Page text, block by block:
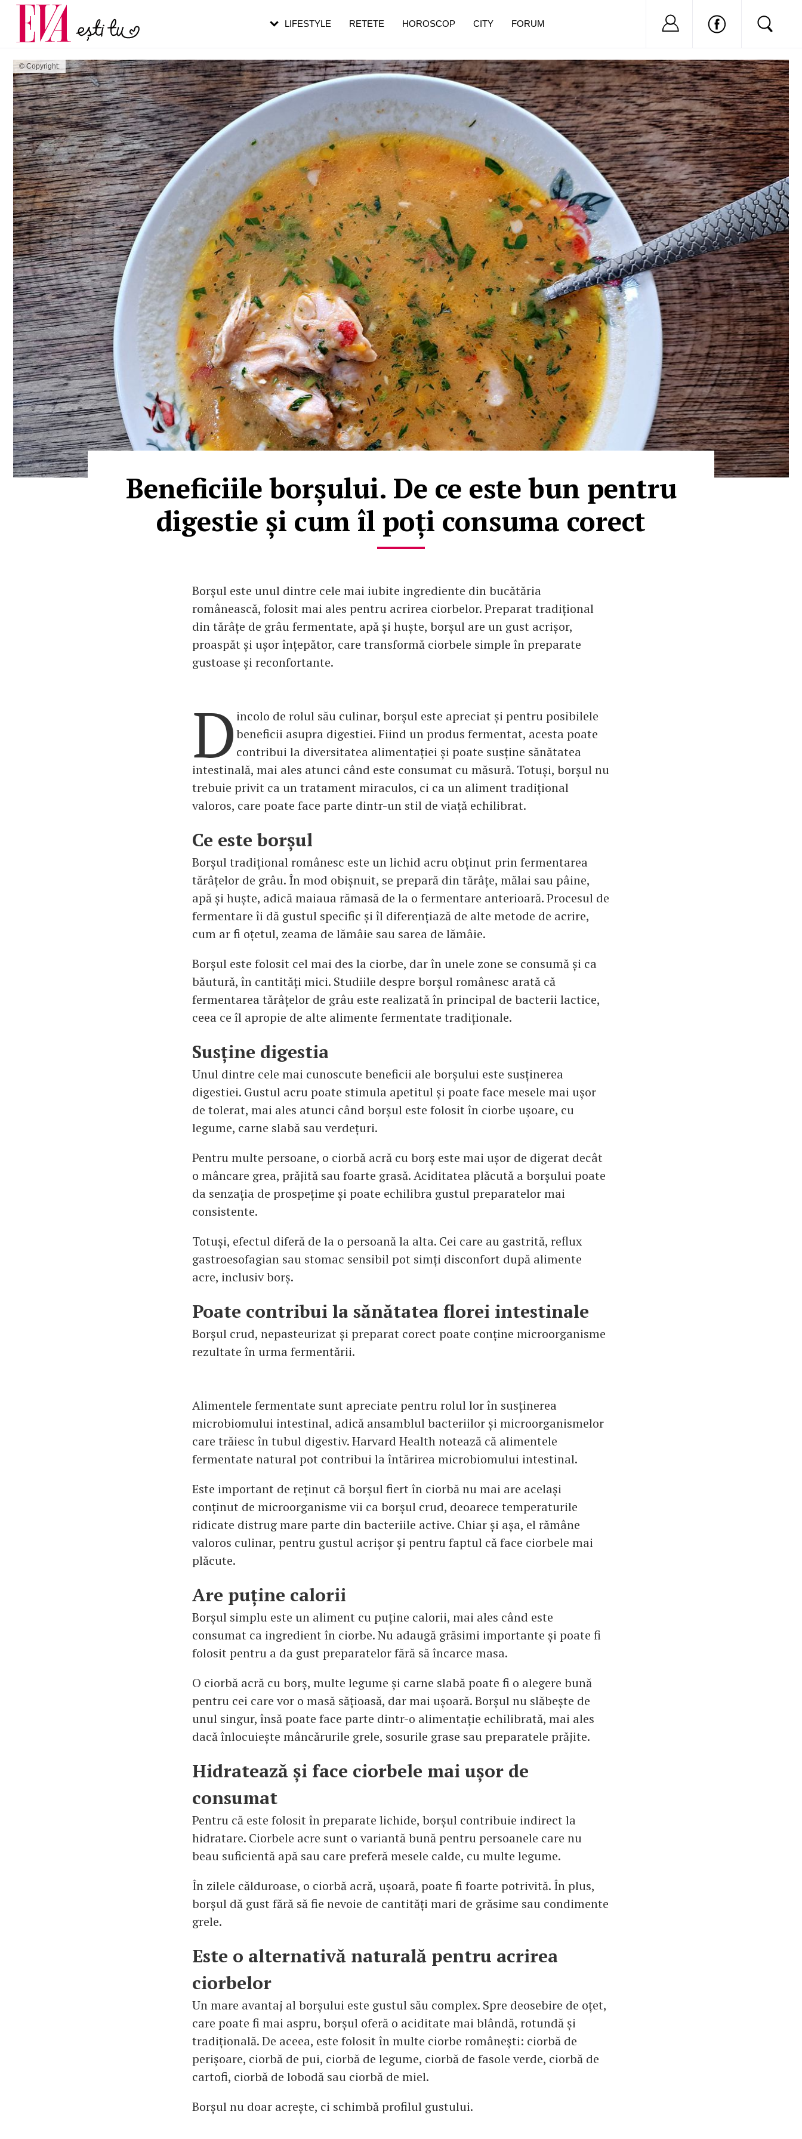
© Copyright:
Beneficiile borșului. De ce este bun pentru
digestie și cum îl poți consuma corect
Borșul este unul dintre cele mai iubite ingrediente din bucătăria
românească, folosit mai ales pentru acrirea ciorbelor. Preparat tradițional
din tărâțe de grâu fermentate, apă și huște, borșul are un gust acrișor,
proaspăt și ușor înțepător, care transformă ciorbele simple în preparate
gustoase și reconfortante.
D incolo de rolul său culinar, borșul este apreciat și pentru posibilele
beneficii asupra digestiei. Fiind un produs fermentat, acesta poate
contribui la diversitatea alimentației și poate susține sănătatea
intestinală, mai ales atunci când este consumat cu măsură. Totuși, borșul nu
trebuie privit ca un tratament miraculos, ci ca un aliment tradițional
valoros, care poate face parte dintr-un stil de viață echilibrat.
Ce este borșul
Borșul tradițional românesc este un lichid acru obținut prin fermentarea
tărâțelor de grâu. În mod obișnuit, se prepară din tărâțe, mălai sau pâine,
apă și huște, adică maiaua rămasă de la o fermentare anterioară. Procesul de
fermentare îi dă gustul specific și îl diferențiază de alte metode de acrire,
cum ar fi oțetul, zeama de lămâie sau sarea de lămâie.
Borșul este folosit cel mai des la ciorbe, dar în unele zone se consumă și ca
băutură, în cantități mici. Studiile despre borșul românesc arată că
fermentarea tărâțelor de grâu este realizată în principal de bacterii lactice,
ceea ce îl apropie de alte alimente fermentate tradiționale.
Susține digestia
Unul dintre cele mai cunoscute beneficii ale borșului este susținerea
digestiei. Gustul acru poate stimula apetitul și poate face mesele mai ușor
de tolerat, mai ales atunci când borșul este folosit în ciorbe ușoare, cu
legume, carne slabă sau verdețuri.
Pentru multe persoane, o ciorbă acră cu borș este mai ușor de digerat decât
o mâncare grea, prăjită sau foarte grasă. Aciditatea plăcută a borșului poate
da senzația de prospețime și poate echilibra gustul preparatelor mai
consistente.
Totuși, efectul diferă de la o persoană la alta. Cei care au gastrită, reflux
gastroesofagian sau stomac sensibil pot simți disconfort după alimente
acre, inclusiv borș.
Poate contribui la sănătatea florei intestinale
Borșul crud, nepasteurizat și preparat corect poate conține microorganisme
rezultate în urma fermentării.
Alimentele fermentate sunt apreciate pentru rolul lor în susținerea
microbiomului intestinal, adică ansamblul bacteriilor și microorganismelor
care trăiesc în tubul digestiv. Harvard Health notează că alimentele
fermentate natural pot contribui la întărirea microbiomului intestinal.
Este important de reținut că borșul fiert în ciorbă nu mai are același
conținut de microorganisme vii ca borșul crud, deoarece temperaturile
ridicate distrug mare parte din bacteriile active. Chiar și așa, el rămâne
valoros culinar, pentru gustul acrișor și pentru faptul că face ciorbele mai
plăcute.
Are puține calorii
Borșul simplu este un aliment cu puține calorii, mai ales când este
consumat ca ingredient în ciorbe. Nu adaugă grăsimi importante și poate fi
folosit pentru a da gust preparatelor fără să încarce masa.
O ciorbă acră cu borș, multe legume și carne slabă poate fi o alegere bună
pentru cei care vor o masă sățioasă, dar mai ușoară. Borșul nu slăbește de
unul singur, însă poate face parte dintr-o alimentație echilibrată, mai ales
dacă înlocuiește mâncărurile grele, sosurile grase sau preparatele prăjite.
Hidratează și face ciorbele mai ușor de
consumat
Pentru că este folosit în preparate lichide, borșul contribuie indirect la
hidratare. Ciorbele acre sunt o variantă bună pentru persoanele care nu
beau suficientă apă sau care preferă mesele calde, cu multe legume.
În zilele călduroase, o ciorbă acră, ușoară, poate fi foarte potrivită. În plus,
borșul dă gust fără să fie nevoie de cantități mari de grăsime sau condimente
grele.
Este o alternativă naturală pentru acrirea
ciorbelor
Un mare avantaj al borșului este gustul său complex. Spre deosebire de oțet,
care poate fi mai aspru, borșul oferă o aciditate mai blândă, rotundă și
tradițională. De aceea, este folosit în multe ciorbe românești: ciorbă de
perișoare, ciorbă de pui, ciorbă de legume, ciorbă de fasole verde, ciorbă de
cartofi, ciorbă de lobodă sau ciorbă de miel.
Borșul nu doar acrește, ci schimbă profilul gustului.
LIFESTYLE RETETE HOROSCOP CITY FORUM Nu ai cont?
Carieră
Actualitate
pe măsură ce înaintezi în vârstă
de dureroasă este investigația